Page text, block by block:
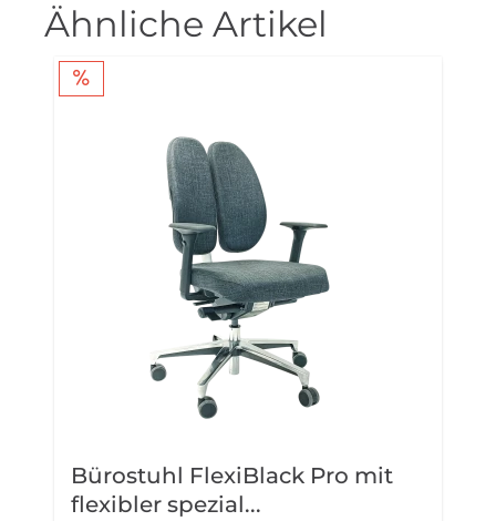
Ähnliche Artikel
Bürostuhl FlexiBlack Pro mit
flexibler spezial...